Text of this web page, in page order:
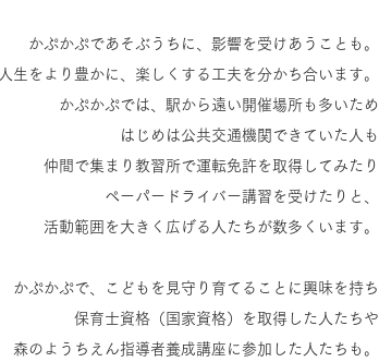
かぷかぷであそぶうちに、影響を受けあうことも。
人生をより豊かに、楽しくする工夫を分かち合います。
かぷかぷでは、駅から遠い開催場所も多いため
はじめは公共交通機関できていた人も
仲間で集まり教習所で運転免許を取得してみたり
ペーパードライバー講習を受けたりと、
活動範囲を大きく広げる人たちが数多くいます。
かぷかぷで、こどもを見守り育てることに興味を持ち
保育士資格（国家資格）を取得した人たちや
森のようちえん指導者養成講座に参加した人たちも。